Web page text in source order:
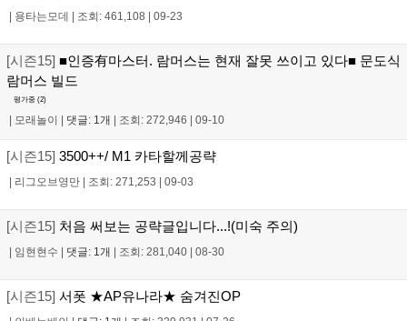
용타는모데 조회: 461,108 09-23
[시즌15] ■인증有마스터. 람머스는 현재 잘못 쓰이고 있다■ 문도식
람머스 빌드
평가중 (2)
모래놀이 댓글: 1개 조회: 272,946 09-10
[시즌15] 3500++/ M1 카타할께공략
리그오브영만 조회: 271,253 09-03
[시즌15] 처음 써보는 공략글입니다...!(미숙 주의)
임현현수 댓글: 1개 조회: 281,040 08-30
[시즌15] 서폿 ★AP유나라★ 숨겨진OP